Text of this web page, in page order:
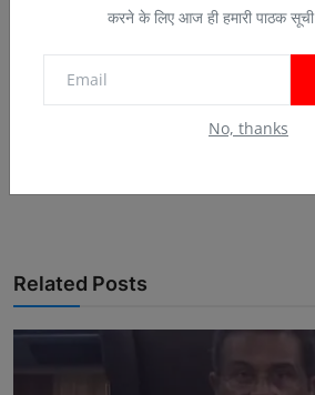
करने के लिए आज ही हमारी पाठक सूची
No, thanks
Related Posts